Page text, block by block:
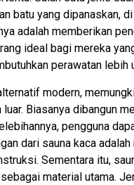
batu yang dipanaskan,
adalah memberikan
ideal bagi mereka
perawatan lebih
modern,
Biasanya dibangun
pengguna
dari sauna kaca
Sementara itu,
material utama.